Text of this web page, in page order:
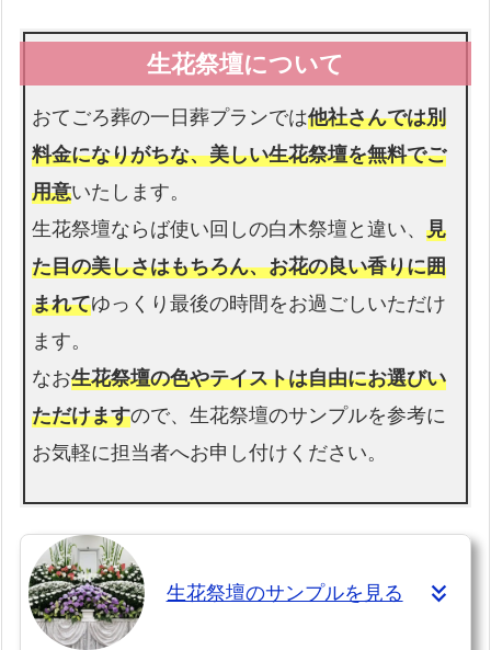
納棺時にお着せします
おてごろ葬の一日葬プランでは他社さんでは別
料金になりがちな、美しい生花祭壇を無料でご
用意いたします。
生花祭壇ならば使い回しの白木祭壇と違い、見
た目の美しさはもちろん、お花の良い香りに囲
まれてゆっくり最後の時間をお過ごしいただけ
ます。
なお生花祭壇の色やテイストは自由にお選びい
ただけますので、生花祭壇のサンプルを参考に
お気軽に担当者へお申し付けください。
生花祭壇のサンプルを見る